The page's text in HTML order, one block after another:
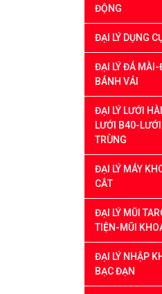
ĐỘNG
ĐẠI LÝ DỤNG
ĐẠI LÝ ĐÁ
BÁNH VẢI
ĐẠI LÝ LƯỚI
LƯỚI B40-
TRÙNG
ĐẠI LÝ MÁY
CẮT
ĐẠI LÝ MŨI
TIỆN-MŨI
ĐẠI LÝ NHẬP
BẠC ĐẠN